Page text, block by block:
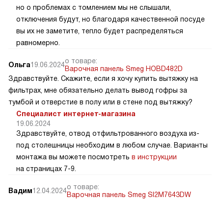
но о проблемах с томлением мы не слышали,
отключения будут, но благодаря качественной посуде
вы их не заметите, тепло будет распределяться
равномерно.
Ольга19.06.2024о товаре:
Варочная панель Smeg HOBD482D
Здравствуйте. Скажите, если я хочу купить вытяжку на
фильтрах, мне обязательно делать вывод гофры за
тумбой и отверстие в полу или в стене под вытяжку?
Специалист интернет-магазина
19.06.2024
Здравствуйте, отвод отфильтрованного воздуха из-
под столешницы необходим в любом случае. Варианты
монтажа вы можете посмотреть в инструкции
на страницах 7-9.
Вадим12.04.2024о товаре:
Варочная панель Smeg SI2M7643DW